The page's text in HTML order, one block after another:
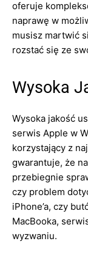
oferuje
naprawę w
musisz martwić
rozstać się ze
Wysoka
Wysoka jakość
serwis Apple w
korzystający z
gwarantuje, że
przebiegnie
czy problem
iPhone’a, czy
MacBooka,
wyzwaniu.